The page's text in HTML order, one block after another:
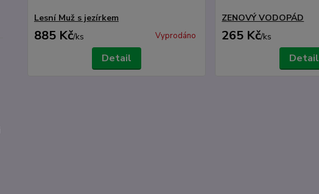
Lesní Muž s jezírkem
885 Kč/ks Vyprodáno
Detail
ZENOVÝ VODOPÁD
265 Kč/ks
Detail